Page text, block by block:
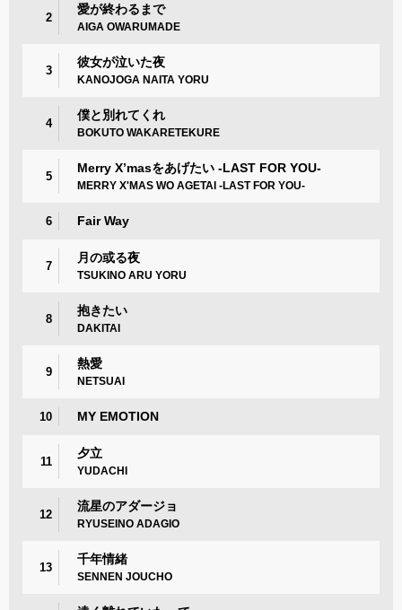
2
愛が終わるまで
AIGA OWARUMADE
3
彼女が泣いた夜
KANOJOGA NAITA YORU
4
僕と別れてくれ
BOKUTO WAKARETEKURE
5
Merry X’masをあげたい -LAST FOR YOU-
MERRY X'MAS WO AGETAI -LAST FOR YOU-
6 Fair Way
7
月の或る夜
TSUKINO ARU YORU
8
抱きたい
DAKITAI
9
熱愛
NETSUAI
10 MY EMOTION
11
夕立
YUDACHI
12
流星のアダージョ
RYUSEINO ADAGIO
13
千年情緒
SENNEN JOUCHO